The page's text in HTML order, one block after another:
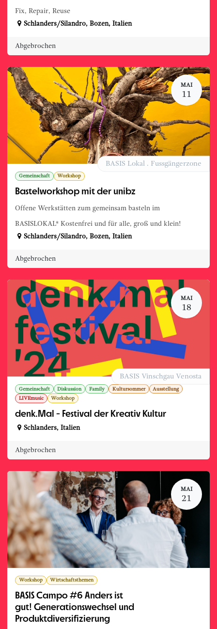
Fix, Repair, Reuse
Schlanders/Silandro, Bozen, Italien
Abgebrochen
MAI
11
Gemeinschaft Workshop
Bastelworkshop mit der unibz
Offene Werkstätten zum gemeinsam basteln im
BASISLOKAL* Kostenfrei und für alle, groß und klein!
BASIS Lokal . Fussgängerzone
Schlanders/Silandro, Bozen, Italien
Abgebrochen
MAI
18
Gemeinschaft Diskussion Family Kultursommer
Ausstellung
LIVEmusic
Workshop
denk.Mal - Festival der Kreativ Kultur
BASIS Vinschgau Venosta
Schlanders, Italien
Abgebrochen
MAI
21
Workshop Wirtschaftsthemen
BASIS Campo #6 Anders ist
gut! Generationswechsel und
Produktdiversifizierung